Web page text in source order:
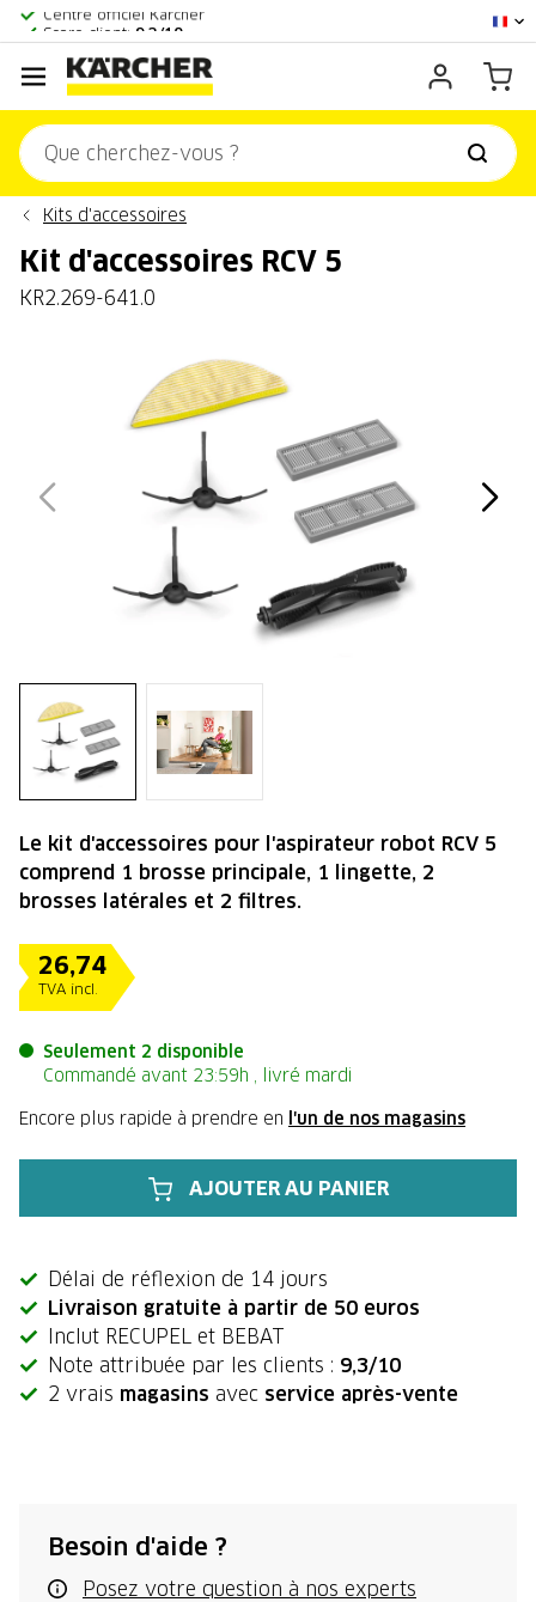
Score client:9,3/10
Kits d'accessoires
Kit d'accessoires RCV 5
KR2.269-641.0
26,74
TVA incl.
Seulement 2 disponible
Commandé avant 23:59h , livré mardi
Encore plus rapide à prendre en l'un de nos magasins
AJOUTER AU PANIER
Délai de réflexion de 14 jours
Livraison gratuite à partir de 50 euros
Inclut RECUPEL et BEBAT
Note attribuée par les clients : 9,3/10
2 vrais magasins avec service après-vente
Besoin d'aide ?
Posez votre question à nos experts
Le kit d'accessoires pour l'aspirateur robot RCV 5
comprend 1 brosse principale, 1 lingette, 2
brosses latérales et 2 filtres.